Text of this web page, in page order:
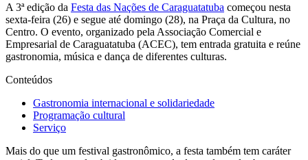
A 3ª edição da Festa das Nações de Caraguatatuba começou nesta
sexta-feira (26) e segue até domingo (28), na Praça da Cultura, no
Centro. O evento, organizado pela Associação Comercial e
Empresarial de Caraguatatuba (ACEC), tem entrada gratuita e reúne
gastronomia, música e dança de diferentes culturas.
Conteúdos
Gastronomia internacional e solidariedade
Programação cultural
Serviço
Mais do que um festival gastronômico, a festa também tem caráter